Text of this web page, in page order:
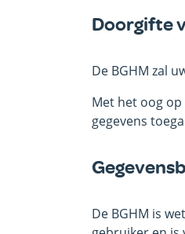
Doorgifte
De BGHM zal
Met het oog
gegevens
De BGHM is